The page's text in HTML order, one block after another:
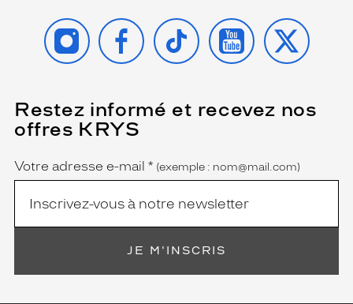
INSTAGRAMFACEBOOK
TIKTOK YOUTUBE
X
Restez informé et recevez nos
offres KRYS
Name
Votre adresse e-mail *
(Ce
champ
est
(exemple : nom@mail.com)
JE M'INSCRIS